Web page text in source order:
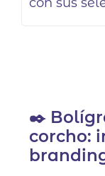
✒️
corcho: